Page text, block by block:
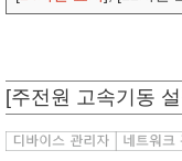
[주전원 고속기동